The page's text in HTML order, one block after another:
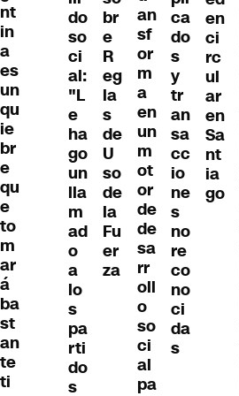
nt
in
a
es
un
qu
ie
br
e
qu
e
to
m
ar
á
ba
st
an
te
ti
do
so
ci
al:
"L
e
ha
go
un
lla
m
ad
o
a
lo
s
pa
rti
do
s
br
e
R
eg
la
s
de
U
so
de
la
Fu
er
za
an
sf
or
m
a
en
un
m
ot
or
de
de
sa
rr
oll
o
so
ci
al
pa
ca
do
s
y
tr
an
sa
cc
io
ne
s
no
re
co
no
ci
da
s
en
ci
rc
ul
ar
en
Sa
nt
ia
go